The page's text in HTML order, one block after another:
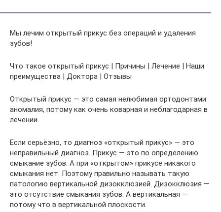
Мы лечим открытый прикус без операций и удаления
зубов!
Что такое открытый прикус | Причины | Лечение | Наши
преимущества | Доктора | Отзывы
Открытый прикус — это самая нелюбимая ортодонтами
аномалия, потому как очень коварная и неблагодарная в
лечении.
Если серьёзно, то диагноз «открытый прикус» — это
неправильный диагноз. Прикус — это по определению
смыкание зубов. А при «открытом» прикусе никакого
смыкания нет. Поэтому правильно называть такую
патологию вертикальной дизокклюзией. Дизокклюзия —
это отсутствие смыкания зубов. А вертикальная —
потому что в вертикальной плоскости.